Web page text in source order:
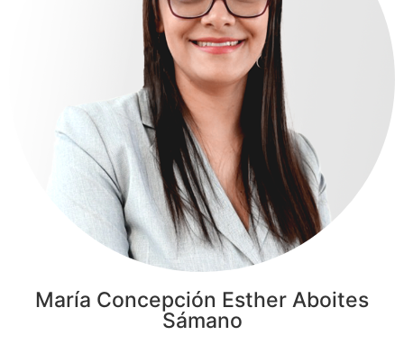
María Concepción Esther Aboites
Sámano